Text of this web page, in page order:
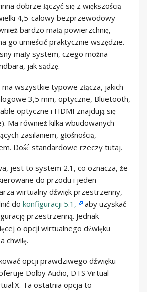
dobrze łączyć się z większością
4,5-calowy bezprzewodowy
bardzo małą powierzchnię,
go umieścić praktycznie wszędzie.
mały system, czego można
jak sądzę.
wszystkie typowe złącza, jakich
3,5 mm, optyczne, Bluetooth,
optyczne i HDMI znajdują się
Ma również kilka wbudowanych
zasilaniem, głośnością,
Dość standardowe rzeczy tutaj.
jest to system 2.1, co oznacza, że
do przodu i jeden
wirtualny dźwięk przestrzenny,
do konfiguracji 5.1,
aby uzyskać
przestrzenną. Jednak
o opcji wirtualnego dźwięku
chwilę.
opcji prawdziwego dźwięku
Dolby Audio, DTS Virtual
Ta ostatnia opcja to